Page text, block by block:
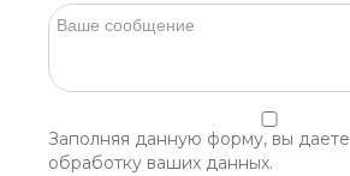
Заполняя данную форму, вы даете
обработку ваших данных.